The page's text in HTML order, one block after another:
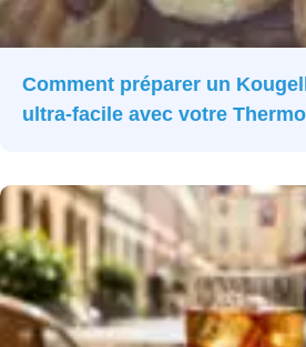
Comment préparer un
ultra-facile avec votre